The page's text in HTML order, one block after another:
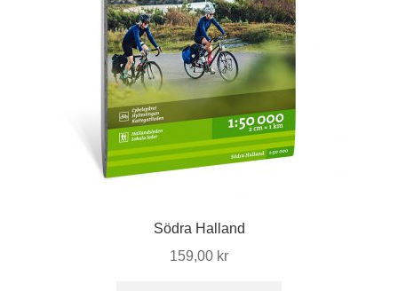
Södra Halland
159,00 kr